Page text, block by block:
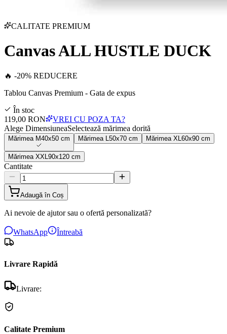
CALITATE PREMIUM
Canvas ALL HUSTLE DUCK
🔥 -20% REDUCERE
Tablou Canvas Premium - Gata de expus
În stoc
119,00 RON
VREI CU POZA TA?
Alege DimensiuneaSelectează mărimea dorită
Mărimea M40x50 cm Mărimea 50x70 cm Mărimea XL 60x90 cm
Mărimea XXL 90x120 cm
Cantitate
Adaugă în Coș
Ai nevoie de ajutor sau o ofertă personalizată?
WhatsApp Întreabă
Livrare Rapidă
Livrare:
Calitate Premium